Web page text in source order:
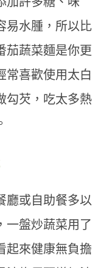
易水腫，所以比
茄蔬菜麵是你更
常喜歡使用太白
勾芡，吃太多熱
廳或自助餐多以
一盤炒蔬菜用了
起來健康無負擔